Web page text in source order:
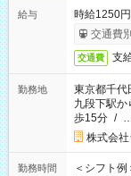
給与
時給1250
交通費
交通費 支
勤務地
東京都千代
九段下駅か
歩15分 /
株式会
勤務時間
＜シフト